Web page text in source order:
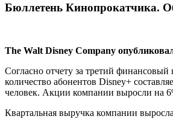
Бюллетень Кинопрокатчика.
The Walt Disney Company
Согласно отчету за третий
количество абонентов Disney+
человек. Акции компании выросли на
Квартальная выручка компании